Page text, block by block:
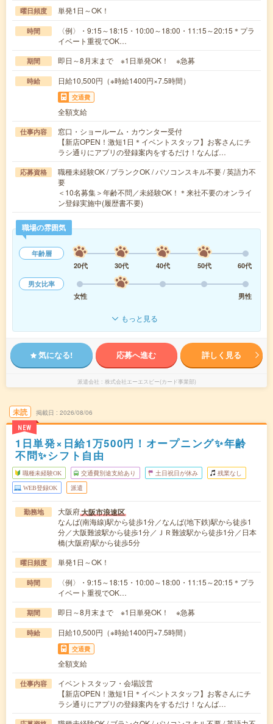
曜日頻度 単発1日～OK！
時間
〈例〉・9:15～18:15・10:00～18:00・11:15～20:15＊プラ
イベート重視でOK…
期間 即日～8月末まで ※1日単発OK！ ※急募
時給 日給10,500円（※時給1400円×7.5時間）
交通費
全額支給
仕事内容
窓口・ショールーム・カウンター受付
【新店OPEN！激短1日＊イベントスタッフ】お客さんにチ
ラシ通りにアプリの登録案内をするだけ！なんば…
応募資格
職種未経験OK / ブランクOK / パソコンスキル不要 / 英語力不
要
＜10名募集＞年齢不問／未経験OK！＊来社不要のオンライ
ン登録実施中(履歴書不要)
職場の雰囲気
年齢層
20代
30代 40代 50代
60代
男女比率
女性
男性
もっと見る
気になる! 応募へ進む 詳しく見る
派遣会社 株式会社エーエスピー(カード事業部)
未読
NEW
掲載日 2026/08/06
1日単発×日給1万500円！オープニング✨年齢
不問✨シフト自由
職種未経験OK 交通費別途支給あり 土日祝日が休み 残業なし
WEB登録OK 派遣
勤務地 大阪府大阪市浪速区
なんば(南海線)駅から徒歩1分／なんば(地下鉄)駅から徒歩1
分／大阪難波駅から徒歩1分／ＪＲ難波駅から徒歩1分／日本
橋(大阪府)駅から徒歩5分
曜日頻度 単発1日～OK！
時間
〈例〉・9:15～18:15・10:00～18:00・11:15～20:15＊プラ
イベート重視でOK…
期間 即日～8月末まで ※1日単発OK！ ※急募
時給 日給10,500円（※時給1400円×7.5時間）
交通費
全額支給
仕事内容
イベントスタッフ・会場設営
【新店OPEN！激短1日＊イベントスタッフ】お客さんにチ
ラシ通りにアプリの登録案内をするだけ！なんば…